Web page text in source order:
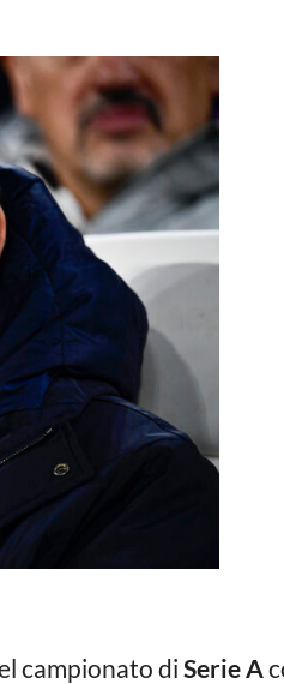
campionato di Serie A